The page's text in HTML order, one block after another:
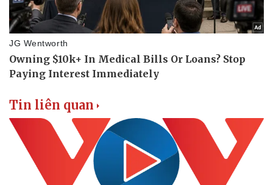
Tin liên quan